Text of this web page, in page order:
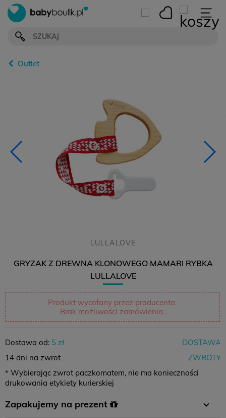
Outlet
LULLALOVE
GRYZAK Z DREWNA KLONOWEGO MAMARI RYBKA
LULLALOVE
Produkt wycofany przez producenta.
Brak możliwości zamówienia.
Dostawa od: 5 zł
DOSTAWA
14 dni na zwrot
ZWROTY
* Wybierając zwrot paczkomatem, nie ma konieczności
drukowania etykiety kurierskiej
Zapakujemy na prezent